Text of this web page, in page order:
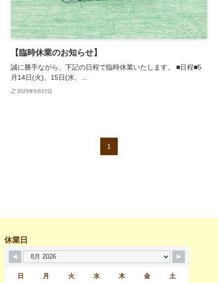
【臨時休業のお知らせ】
誠に勝手ながら、下記の日程で臨時休業いたします。 ■日程■5
月14日(火)、15日(水、...
2025年5月27日
1
休業日
日 月 火 水 木 金 土